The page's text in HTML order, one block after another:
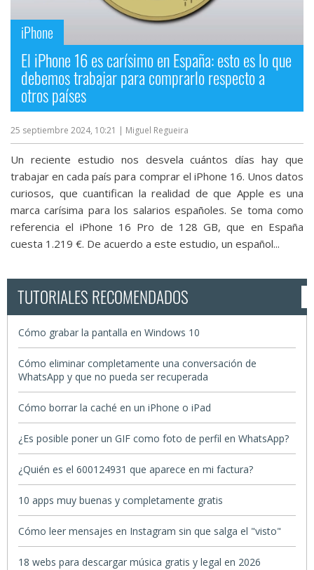
iPhone
El iPhone 16 es carísimo en España: esto es lo que
debemos trabajar para comprarlo respecto a
otros países
25 septiembre 2024, 10:21 | Miguel Regueira
Un reciente estudio nos desvela cuántos días hay que
trabajar en cada país para comprar el iPhone 16. Unos datos
curiosos, que cuantifican la realidad de que Apple es una
marca carísima para los salarios españoles. Se toma como
referencia el iPhone 16 Pro de 128 GB, que en España
cuesta 1.219 €. De acuerdo a este estudio, un español...
TUTORIALES RECOMENDADOS
Cómo grabar la pantalla en Windows 10
Cómo eliminar completamente una conversación de
WhatsApp y que no pueda ser recuperada
Cómo borrar la caché en un iPhone o iPad
¿Es posible poner un GIF como foto de perfil en WhatsApp?
¿Quién es el 600124931 que aparece en mi factura?
10 apps muy buenas y completamente gratis
Cómo leer mensajes en Instagram sin que salga el "visto"
18 webs para descargar música gratis y legal en 2026